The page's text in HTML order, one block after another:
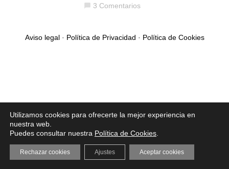
chat_bubble 3 Comentarios
Aviso legal· Política de Privacidad · Política de Cookies
Utilizamos cookies para ofrecerte la mejor experiencia en
nuestra web.
Puedes consultar nuestra Política de Cookies
Aceptar cookies
Rechazar cookies Ajustes